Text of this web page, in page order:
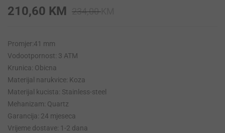
234,00
210,60 KM
Promjer:41 mm
Vodootpornost: 3 ATM
Krunica: Obicna
Materijal narukvice: Koza
Materijal kucista: Stainless-steel
Mehanizam: Quartz
Garancija: 24 mjeseca
Vrijeme dostave: 1-2 dana